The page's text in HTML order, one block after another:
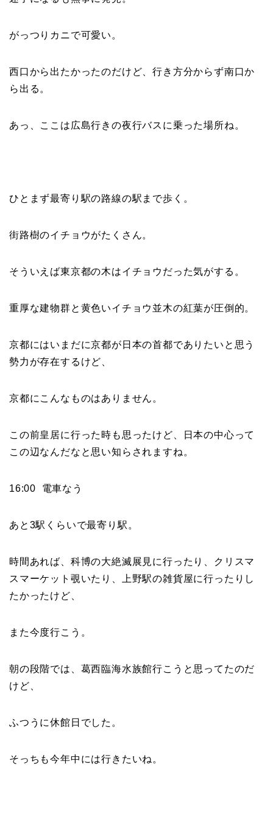
がっつりカニで可愛い。
西口から出たかったのだけど、行き方分からず南口か
ら出る。
あっ、ここは広島行きの夜行バスに乗った場所ね。
ひとまず最寄り駅の路線の駅まで歩く。
街路樹のイチョウがたくさん。
そういえば東京都の木はイチョウだった気がする。
重厚な建物群と黄色いイチョウ並木の紅葉が圧倒的。
京都にはいまだに京都が日本の首都でありたいと思う
勢力が存在するけど、
京都にこんなものはありません。
この前皇居に行った時も思ったけど、日本の中心って
この辺なんだなと思い知らされますね。
16:00 電車なう
あと3駅くらいで最寄り駅。
時間あれば、科博の大絶滅展見に行ったり、クリスマ
スマーケット覗いたり、上野駅の雑貨屋に行ったりし
たかったけど、
また今度行こう。
朝の段階では、葛西臨海水族館行こうと思ってたのだ
けど、
ふつうに休館日でした。
そっちも今年中には行きたいね。